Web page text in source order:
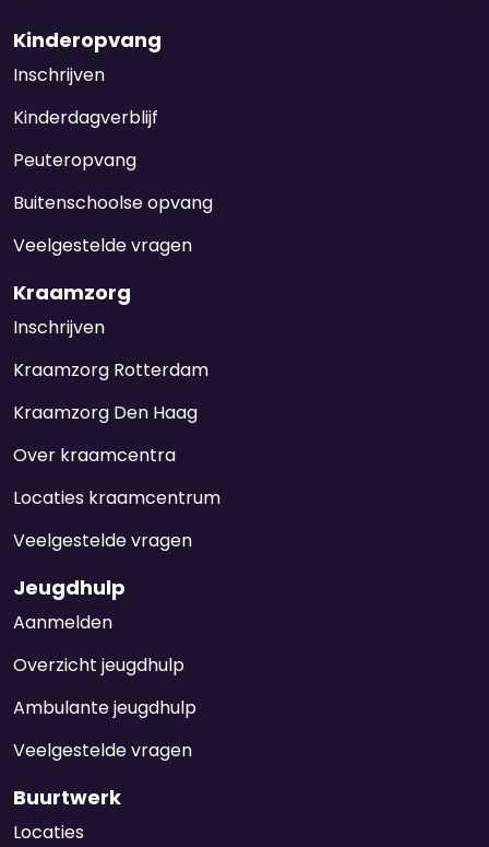
Kinderopvang
Inschrijven
Kinderdagverblijf
Peuteropvang
Buitenschoolse opvang
Veelgestelde vragen
Kraamzorg
Inschrijven
Kraamzorg Rotterdam
Kraamzorg Den Haag
Over kraamcentra
Locaties kraamcentrum
Veelgestelde vragen
Jeugdhulp
Aanmelden
Overzicht jeugdhulp
Ambulante jeugdhulp
Veelgestelde vragen
Buurtwerk
Locaties